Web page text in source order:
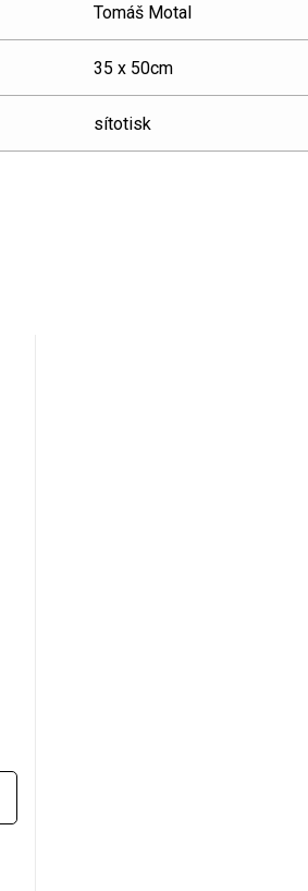
Tomáš Motal
35 x 50cm
sítotisk